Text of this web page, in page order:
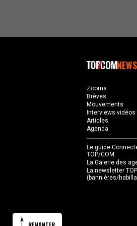
NEWS
Zooms
Brèves
Mouvements
Interviews vidéos
Articles
Agenda
Le guide
TOP/COM
La Galerie des
La newsletter
(bannières/